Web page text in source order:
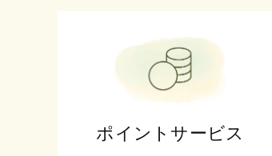
ポイントサービス